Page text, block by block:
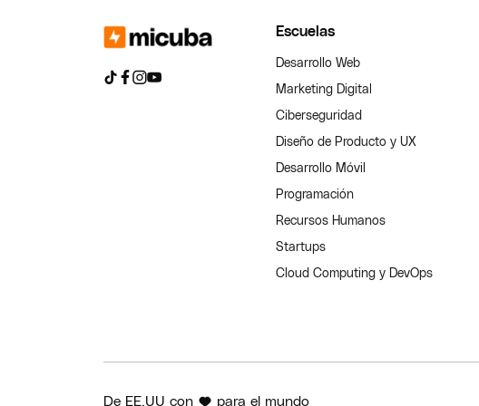
Escuelas
Desarrollo Web
Marketing Digital
Ciberseguridad
Diseño de Producto y UX
Desarrollo Móvil
Programación
Recursos Humanos
Startups
Cloud Computing y DevOps
De EE.UU con para el mundo